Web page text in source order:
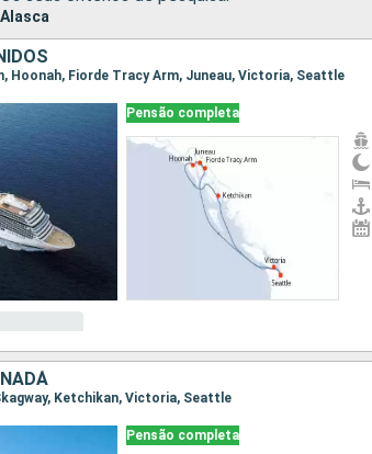
Alasca
Hoonah, Fiorde Tracy Arm, Juneau, Victoria, Seattle
Pensão completa
Ketchikan, Victoria, Seattle
Pensão completa